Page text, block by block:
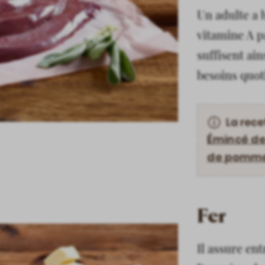
Un adulte a
vitamine A
suffisent
besoins
La
Émincé
de
Fer
Il assure